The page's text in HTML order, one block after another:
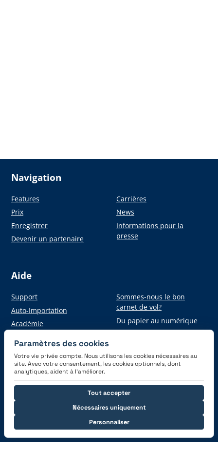
Navigation
Features
Prix
Enregistrer
Devenir un partenaire
Carrières
News
Informations pour la
presse
Aide
Support
Auto-Importation
Académie
Sommes-nous le bon
carnet de vol?
Du papier au numérique
Obtenez l'application
Connectez-vous avec nous
Paramètres des cookies
Votre vie privée compte. Nous utilisons les cookies nécessaires au
site. Avec votre consentement, les cookies optionnels, dont
analytiques, aident à l’améliorer.
Nécessaires uniquement
Personnaliser
Tout accepter